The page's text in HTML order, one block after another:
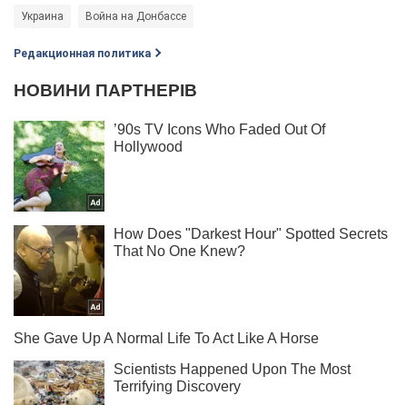
Украина Война на Донбассе
Редакционная политика